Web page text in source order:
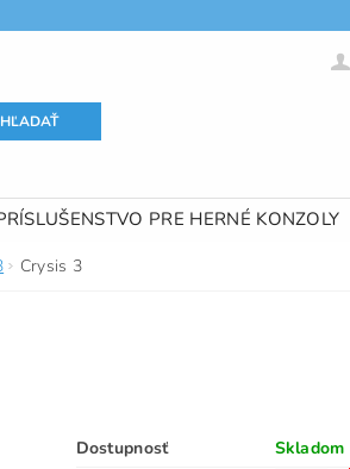
PRE HERNÉ KONZOLY
Crysis 3
Dostupnosť Skladom